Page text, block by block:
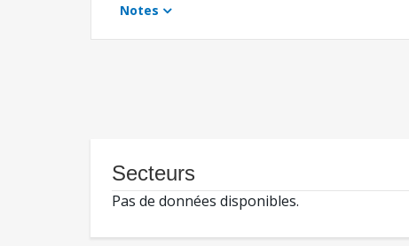
Notes
Secteurs
Pas de données disponibles.